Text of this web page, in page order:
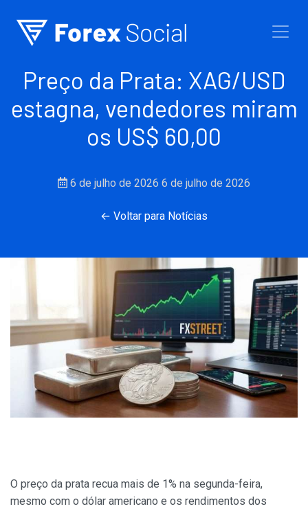
Preço da Prata: XAG/USD
estagna, vendedores miram
os US$ 60,00
6 de julho de 2026 6 de julho de 2026
← Voltar para Notícias
O preço da prata recua mais de 1% na segunda-feira,
mesmo com o dólar americano e os rendimentos dos